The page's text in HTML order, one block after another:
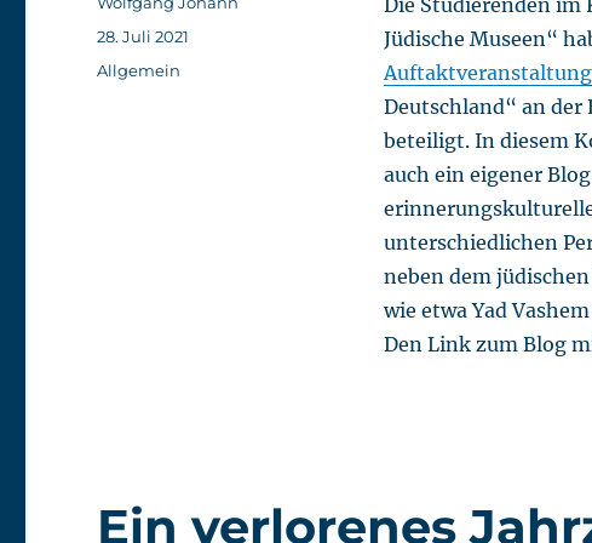
Jüdische Museen“
Auftaktveranstaltung
Deutschland“ an der
beteiligt. In diesem
auch ein eigener
unterschiedlichen
neben dem
wie etwa Yad
Den Link zum Blog
Veröffentlicht
am
28. Juli 2021
Kategorien
Allgemein
Ein verlorenes